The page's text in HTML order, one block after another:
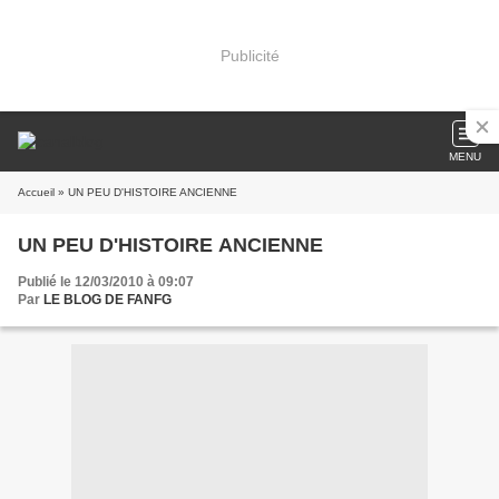
Publicité
MENU
Accueil » UN PEU D'HISTOIRE ANCIENNE
UN PEU D'HISTOIRE ANCIENNE
Publié le 12/03/2010 à 09:07
Par LE BLOG DE FANFG